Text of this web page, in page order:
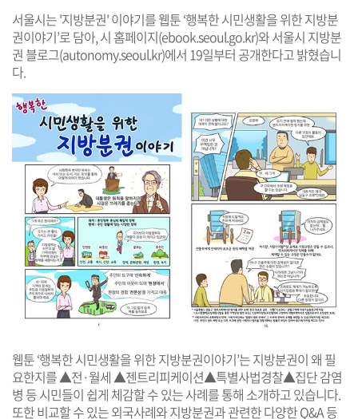
서울시는 '지방분권' 이야기를 웹툰 ‘행복한 시민생활을 위한 지방분
권이야기’로 담아, 시 홈페이지(ebook.seoul.go.kr)와 서울시 지방분
권 블로그(autonomy.seoul.kr)에서 19일부터 공개한다고 밝혔습니
다.
웹툰 ‘행복한 시민생활을 위한 지방분권이야기’는 지방분권이 왜 필
요한지를 ▲전·월세 ▲젠트리피케이션▲특별사법경찰▲집단 감염
병 등 시민들이 쉽게 체감할 수 있는 사례를 통해 소개하고 있습니다.
또한 비교할 수 있는 외국사례와 지방분권과 관련한 다양한 Q&A 등